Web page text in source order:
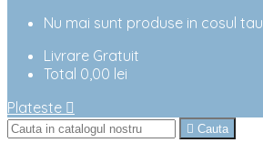
Nu mai sunt produse in cosul tau
Livrare Gratuit
Total 0,00 lei
Plateste 
 Cauta